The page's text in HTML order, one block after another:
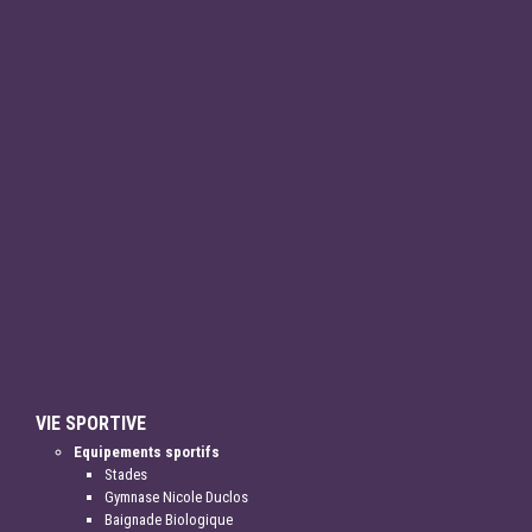
VIE SPORTIVE
Equipements sportifs
Stades
Gymnase Nicole Duclos
Baignade Biologique